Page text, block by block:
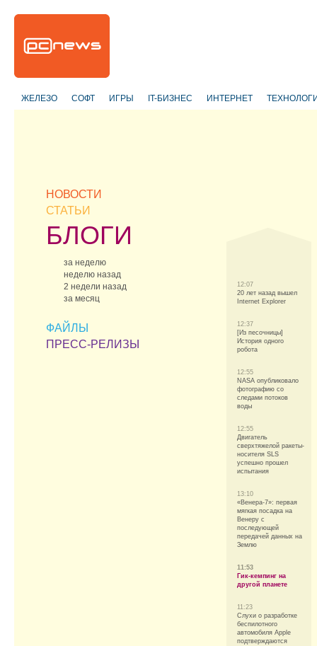
ЖЕЛЕЗО СОФТ ИГРЫ IT-БИЗНЕС ИНТЕРНЕТ
НОВОСТИ
СТАТЬИ
БЛОГИ
за неделю
неделю назад
2 недели назад
за месяц
ФАЙЛЫ
ПРЕСС-РЕЛИЗЫ
12:07
20 лет назад вышел
Internet Explorer
12:37
[Из песочницы]
История одного
робота
12:55
NASA опубликовало
фотографию со
следами потоков
воды
12:55
Двигатель
сверхтяжелой ракеты-
носителя SLS
успешно прошел
испытания
13:10
«Венера-7»: первая
мягкая посадка на
Венеру с
последующей
передачей данных на
Землю
11:53
Гик-кемпинг на
другой планете
11:23
Слухи о разработке
беспилотного
автомобиля Apple
подтверждаются